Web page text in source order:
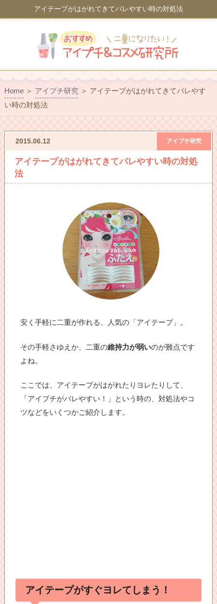
アイテープがはがれてきてバレやすい時の対処法
Home＞ アイプチ研究 ＞ アイテープがはがれてきてバレやす
い時の対処法
2015.06.12 アイプチ研究
アイテープがはがれてきてバレやすい時の対処
法
安く手軽に二重が作れる、人気の「アイテープ」。
その手軽さゆえか、二重の維持力が弱いのが難点です
よね。
ここでは、アイテープがはがれたりヨレたりして、
「アイプチがバレやすい！」という時の、対処法やコ
ツなどをいくつかご紹介します。
アイテープがすぐヨレてしまう！